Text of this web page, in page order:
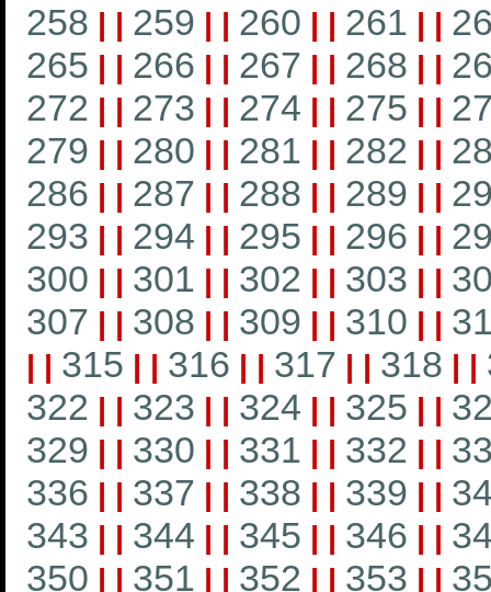
258 | | 259 | | 260 | | 261 | |
265 | | 266 | | 267 | | 268 | |
272 | | 273 | | 274 | | 275 | |
279 | | 280 | | 281 | | 282 | |
286 | | 287 | | 288 | | 289 | |
293 | | 294 | | 295 | | 296 | |
300 | | 301 | | 302 | | 303 | |
307 | | 308 | | 309 | | 310 | |
| | 315 | | 316 | | 317 | | 318 | |
322 | | 323 | | 324 | | 325 | |
329 | | 330 | | 331 | | 332 | |
336 | | 337 | | 338 | | 339 | |
343 | | 344 | | 345 | | 346 | |
350 | | 351 | | 352 | | 353 | |